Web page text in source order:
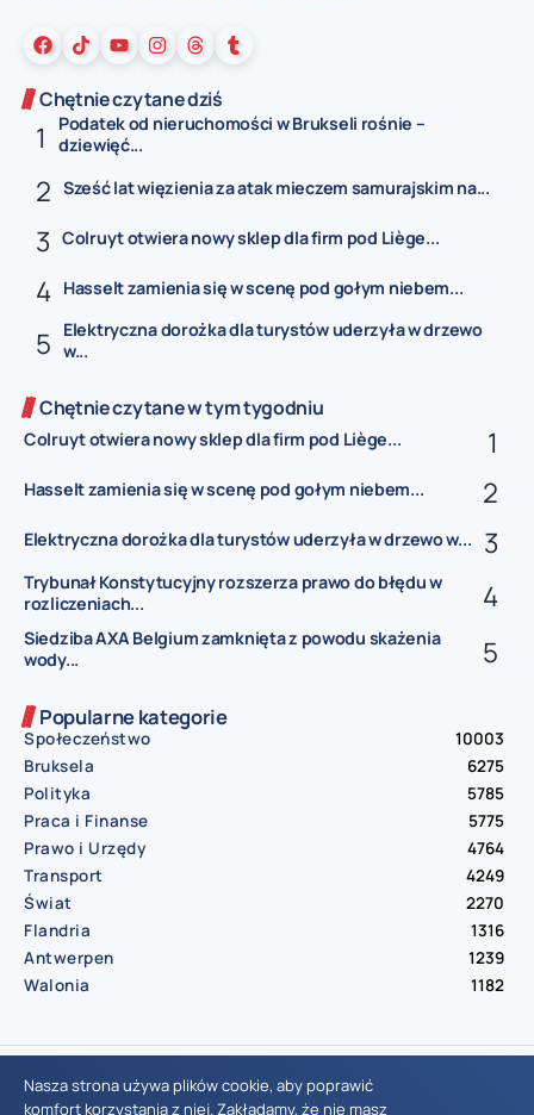
Chętnie czytane dziś
Podatek od nieruchomości w Brukseli rośnie –
dziewięć...
Sześć lat więzienia za atak mieczem samurajskim na...
Colruyt otwiera nowy sklep dla firm pod Liège...
Hasselt zamienia się w scenę pod gołym niebem...
Elektryczna dorożka dla turystów uderzyła w drzewo
w...
Chętnie czytane w tym tygodniu
Colruyt otwiera nowy sklep dla firm pod Liège...
Hasselt zamienia się w scenę pod gołym niebem...
Elektryczna dorożka dla turystów uderzyła w drzewo w...
Trybunał Konstytucyjny rozszerza prawo do błędu w
rozliczeniach...
Siedziba AXA Belgium zamknięta z powodu skażenia
wody...
Popularne kategorie
Społeczeństwo
10003
Bruksela
6275
Polityka
5785
Praca i Finanse
5775
Prawo i Urzędy
4764
Transport
4249
Świat
2270
Flandria
1316
Antwerpen
1239
Walonia
1182
© Aktualnosci.be – All Right Reserved 2016-2026
Nasza strona używa plików cookie, aby poprawić
komfort korzystania z niej. Zakładamy, że nie masz